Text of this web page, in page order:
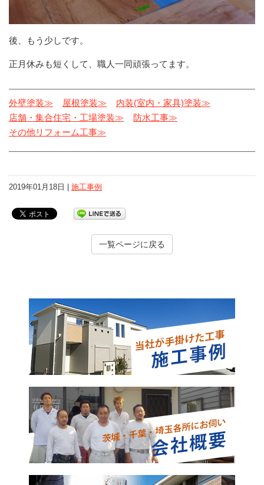
後、もう少しです。
正月休みも短くして、職人一同頑張ってます。
外壁塗装≫ 屋根塗装≫
内装(室内・家具)塗装≫
店舗・集合住宅・工場塗装≫
防水工事≫
その他リフォーム工事≫
2019年01月18日 | 施工事例
一覧ページに戻る